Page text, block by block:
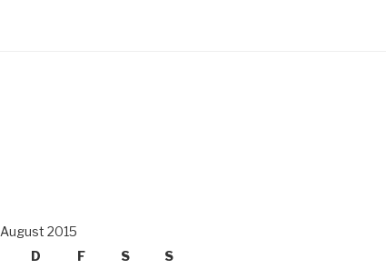
August 2015
D F S S